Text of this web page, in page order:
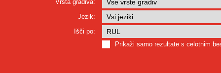
Vrsta gradiva:
Jezik:
Išči po:
Prikaži samo rezultate s celotnim